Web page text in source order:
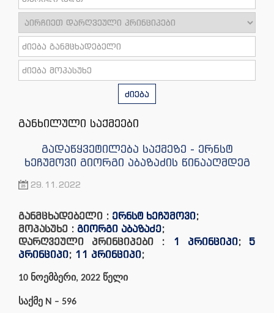
ძიება
განხილული საქმეები
გადაწყვეტილება საქმეზე - ერნსტ
ხეჩუმოვი გიორგი აბაზაძის წინააღმდეგ
29.11.2022
განმცხადებელი : ერნსტ ხეჩუმოვი;
მოპასუხე : გიორგი აბაზაძე;
დარღვეული პრინციპები :
1 პრინციპი; 5
პრინციპი; 11 პრინციპი;
10 ნოემბერი, 2022 წელი
საქმე N – 596